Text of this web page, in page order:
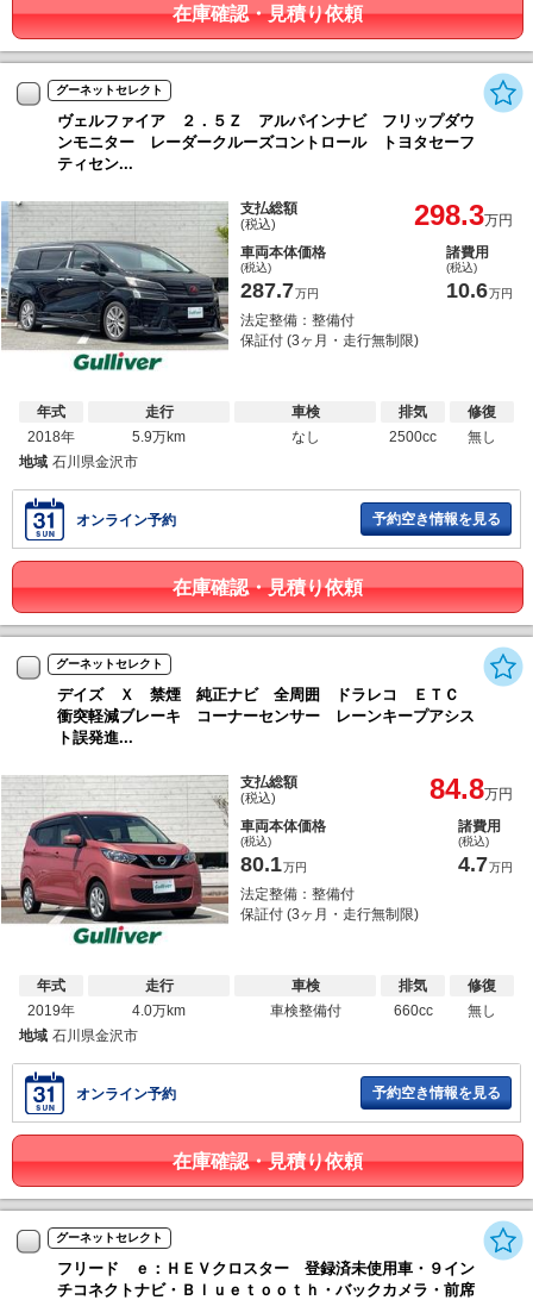
在庫確認・見積り依頼
グーネットセレクト
ヴェルファイア ２．５Ｚ アルパインナビ フリップダウ
ンモニター レーダークルーズコントロール トヨタセーフ
ティセン...
支払総額
(税込) 298.3万円
車両本体価格
(税込)
287.7万円
諸費用
(税込)
10.6万円
法定整備：整備付
保証付 (3ヶ月・走行無制限)
年式
2018年
走行
5.9万km
車検
なし
排気
2500cc
修復
無し
地域 石川県金沢市
オンライン予約 予約空き情報を見る
在庫確認・見積り依頼
グーネットセレクト
デイズ Ｘ 禁煙 純正ナビ 全周囲 ドラレコ ＥＴＣ
衝突軽減ブレーキ コーナーセンサー レーンキープアシス
ト誤発進...
支払総額
(税込) 84.8万円
車両本体価格
(税込)
80.1万円
諸費用
(税込)
4.7万円
法定整備：整備付
保証付 (3ヶ月・走行無制限)
年式
2019年
走行
4.0万km
車検
車検整備付
排気
660cc
修復
無し
地域 石川県金沢市
オンライン予約 予約空き情報を見る
在庫確認・見積り依頼
グーネットセレクト
フリード ｅ：ＨＥＶクロスター 登録済未使用車・９イン
チコネクトナビ・Ｂｌｕｅｔｏｏｔｈ・バックカメラ・前席